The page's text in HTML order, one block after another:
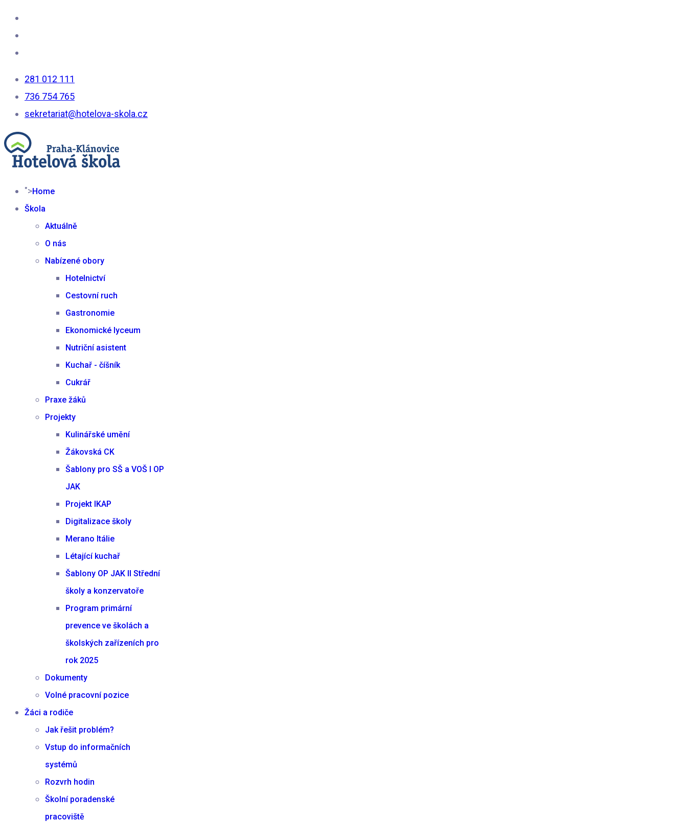
281 012 111
736 754 765
sekretariat@hotelova-skola.cz
">Home
Škola
Aktuálně
O nás
Nabízené obory
Hotelnictví
Cestovní ruch
Gastronomie
Ekonomické lyceum
Nutriční asistent
Kuchař - číšník
Cukrář
Praxe žáků
Projekty
Kulinářské umění
Žákovská CK
Šablony pro SŠ a VOŠ I OP
JAK
Projekt IKAP
Digitalizace školy
Merano Itálie
Létající kuchař
Šablony OP JAK II Střední
školy a konzervatoře
Program primární
prevence ve školách a
školských zařízeních pro
rok 2025
Dokumenty
Volné pracovní pozice
Žáci a rodiče
Jak řešit problém?
Vstup do informačních
systémů
Rozvrh hodin
Školní poradenské
pracoviště